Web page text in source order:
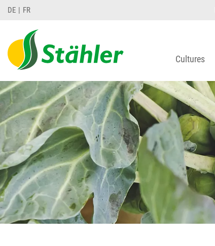
DE FR
Cultures